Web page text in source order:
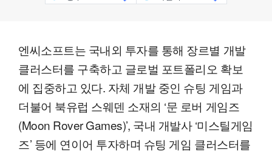
엔씨소프트는 국내외 투자를 통해 장르별 개발
클러스터를 구축하고 글로벌 포트폴리오 확보
에 집중하고 있다. 자체 개발 중인 슈팅 게임과
더불어 북유럽 스웨덴 소재의 ‘문 로버 게임즈
(Moon Rover Games)’, 국내 개발사 ‘미스틸게임
즈’ 등에 연이어 투자하며 슈팅 게임 클러스터를